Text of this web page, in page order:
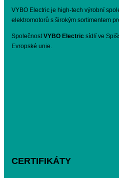
VYBO Electric je high-tech výrobní
elektromotorů s širokým sortimentem
SpolečnostVYBO Electric sídlí ve
Evropské unie.
CERTIFIKÁTY